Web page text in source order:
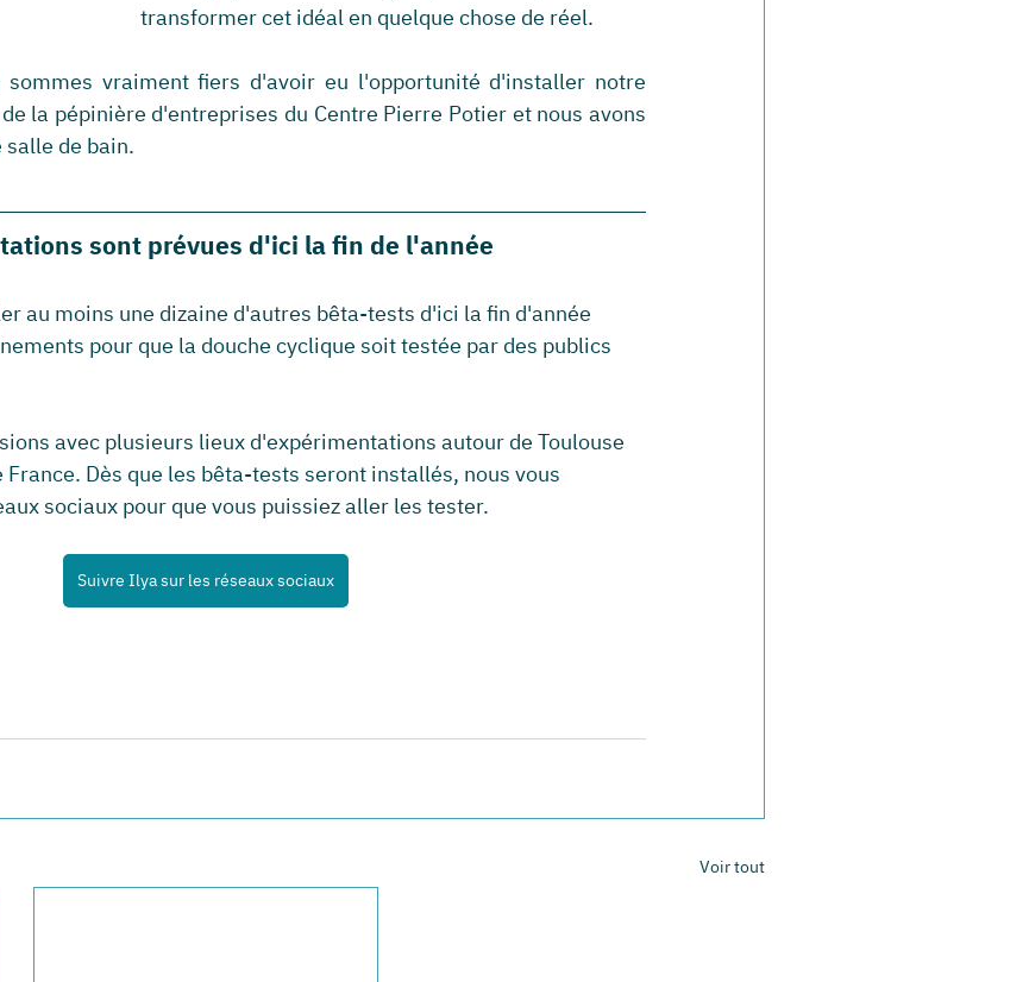
transformer cet idéal en quelque chose de réel.
sommes vraiment fiers d'avoir eu l'opportunité d'installer notre
la pépinière d'entreprises du Centre Pierre Potier et nous avons
de bain.
sont prévues d'ici la fin de l'année
au moins une dizaine d'autres bêta-tests d'ici la fin d'année
pour que la douche cyclique soit testée par des publics
avec plusieurs lieux d'expérimentations autour de Toulouse
Dès que les bêta-tests seront installés, nous vous
sociaux pour que vous puissiez aller les tester.
Suivre Ilya sur les réseaux sociaux
Voir tout